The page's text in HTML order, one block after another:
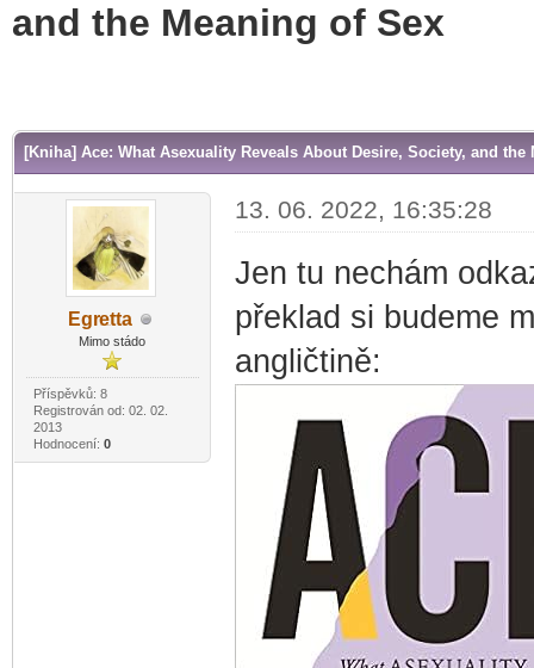
and the Meaning of Sex
[Kniha] Ace: What Asexuality Reveals About Desire, Society, and the
Egretta
Mimo stádo
Příspěvků: 8
Registrován od: 02. 02.
2013
Hodnocení: 0
13. 06. 2022, 16:35:28
Jen tu nechám
překlad si budeme
angličtině: